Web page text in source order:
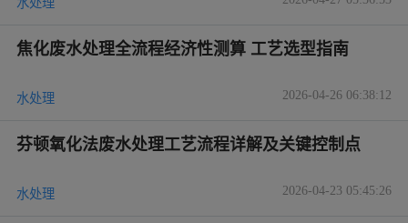
焦化废水处理全流程经济性测算 工艺选型指南
水处理 2026-04-26 06:38:12
芬顿氧化法废水处理工艺流程详解及关键控制点
水处理 2026-04-23 05:45:26